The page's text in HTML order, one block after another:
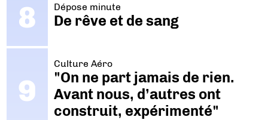
Dépose minute
De rêve et de sang
Culture Aéro
"On ne part jamais de rien.
Avant nous, d’autres ont
construit, expérimenté"